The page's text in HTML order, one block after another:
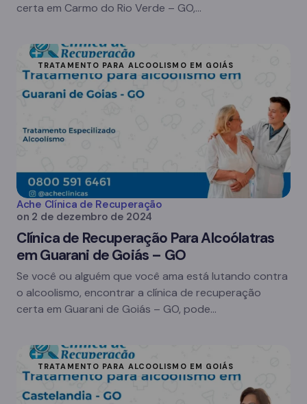
certa em Carmo do Rio Verde – GO,…
TRATAMENTO PARA ALCOOLISMO EM GOIÁS
Ache Clínica de Recuperação
on 2 de dezembro de 2024
Clínica de Recuperação Para Alcoólatras
em Guarani de Goiás – GO
Se você ou alguém que você ama está lutando contra
o alcoolismo, encontrar a clínica de recuperação
certa em Guarani de Goiás – GO, pode…
TRATAMENTO PARA ALCOOLISMO EM GOIÁS